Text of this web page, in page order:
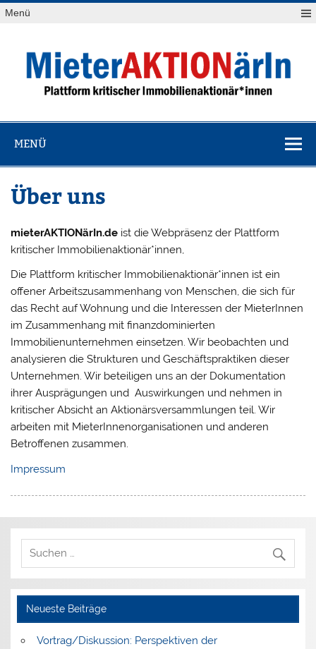
Zum
Inhalt
Menü
MENÜ
Über uns
mieterAKTIONärIn.de ist die Webpräsenz der Plattform
kritischer Immobilienaktionär*innen,
Die Plattform kritischer Immobilienaktionär*innen ist ein
offener Arbeitszusammenhang von Menschen, die sich für
das Recht auf Wohnung und die Interessen der MieterInnen
im Zusammenhang mit finanzdominierten
Immobilienunternehmen einsetzen. Wir beobachten und
analysieren die Strukturen und Geschäftspraktiken dieser
Unternehmen. Wir beteiligen uns an der Dokumentation
ihrer Ausprägungen und Auswirkungen und nehmen in
kritischer Absicht an Aktionärsversammlungen teil. Wir
arbeiten mit MieterInnenorganisationen und anderen
Betroffenen zusammen.
Impressum
Neueste Beiträge
Vortrag/Diskussion: Perspektiven der